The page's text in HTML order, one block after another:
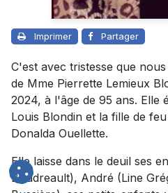
Imprimer Partager
C'est avec tristesse que
de Mme Pierrette Lemieux
2024, à l'âge de 95 ans. Elle
Louis Blondin et la fille de
Donalda Ouellette.
Elle laisse dans le deuil ses
Boudreault), André (Line